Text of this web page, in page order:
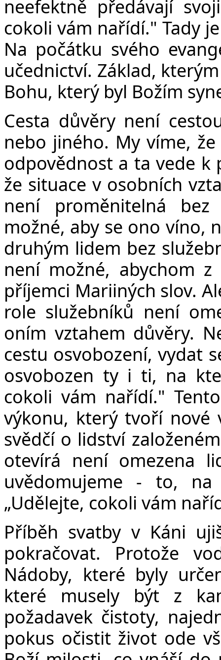
neefektně předávají
cokoli vám nařídí." Tady
Na počátku svého
učednictví. Základ,
Bohu, který byl Božím
Cesta důvěry není
nebo jiného. My víme,
odpovědnost a ta vede k
že situace v osobních
není proměnitelná
možné, aby se ono víno,
druhým lidem bez
není možné, abychom
příjemci Mariiných slov.
role služebníků není
oním vztahem důvěry.
cestu osvobození, vydat
osvobozen ty i ti, na
cokoli vám nařídí."
výkonu, který tvoří nové
svědčí o lidství
otevírá není omezena
uvědomujeme - to,
„Udělejte, cokoli vám
Příběh svatby v Káni
pokračovat. Protože
Nádoby, které byly
které musely být z
požadavek čistoty,
pokus očistit život ode